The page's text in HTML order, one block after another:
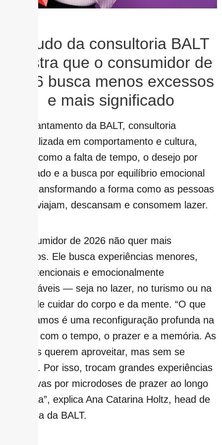
Estudo da consultoria BALT
mostra que o consumidor de
2026 busca menos excessos
e mais significado
Um levantamento da BALT, consultoria
especializada em comportamento e cultura,
aponta como a falta de tempo, o desejo por
significado e a busca por equilíbrio emocional
estão transformando a forma como as pessoas
vivem, viajam, descansam e consomem lazer.
O consumidor de 2026 não quer mais
excessos. Ele busca experiências menores,
mais intencionais e emocionalmente
gerenciáveis — seja no lazer, no turismo ou na
forma de cuidar do corpo e da mente. “O que
observamos é uma reconfiguração profunda na
relação com o tempo, o prazer e a memória. As
pessoas querem aproveitar, mas sem se
esgotar. Por isso, trocam grandes experiências
exaustivas por microdoses de prazer ao longo
da rotina”, explica Ana Catarina Holtz, head de
pesquisa da BALT.